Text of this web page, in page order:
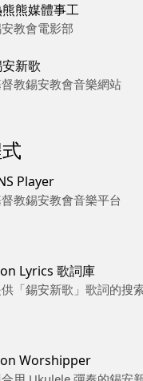
熊媒體事工
教會電影部
新歌
教錫安教會音樂網站
Player
教錫安教會音樂平台
Lyrics 歌詞庫
「錫安新歌」歌詞的搜
Worshipper